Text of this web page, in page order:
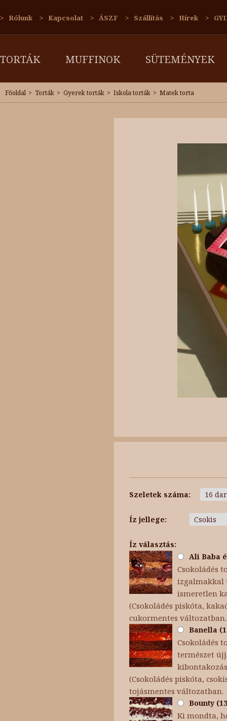
Rólunk Kapcsolat ÁSZF Szállítás Hírek
TORTÁK MUFFINOK SÜTEMÉNYEK
Főoldal Torták Gyerek torták Iskola torták Matek torta
Szeletek száma:
Íz jellege:
Íz választás:
Ali Baba
Csokoládés
izgalmakkal
ismeretlen
(Csokoládés piskóta,
cukormentes változatban.
Banella
Csokoládés
természet
(Csokoládés piskóta,
tojásmentes változatban.
Bounty
Ki mondta,